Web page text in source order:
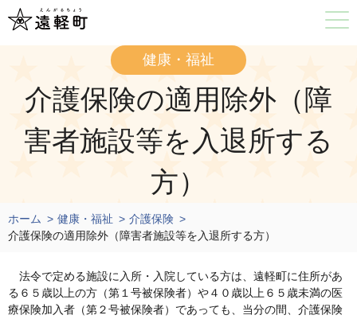
健康・福祉
介護保険の適用除外（障
害者施設等を入退所する
方）
ホーム 健康・福祉
介護保険
介護保険の適用除外（障害者施設等を入退所する方）
法令で定める施設に入所・入院している方は、遠軽町に住所があ
る６５歳以上の方（第１号被保険者）や４０歳以上６５歳未満の医
療保険加入者（第２号被保険者）であっても、当分の間、介護保険